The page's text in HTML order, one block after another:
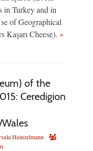
in Turkey and in
of Geographical
Kaşarı Cheese). »
of the
Ceredigion
Heinzelmann